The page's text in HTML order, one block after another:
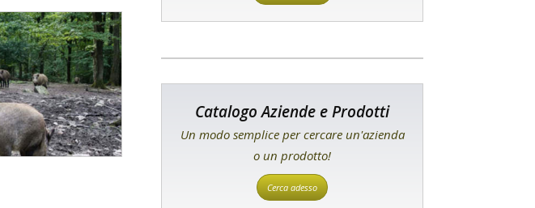
Catalogo Aziende e Prodotti
Un modo semplice per cercare un'azienda
o un prodotto!
Cerca adesso